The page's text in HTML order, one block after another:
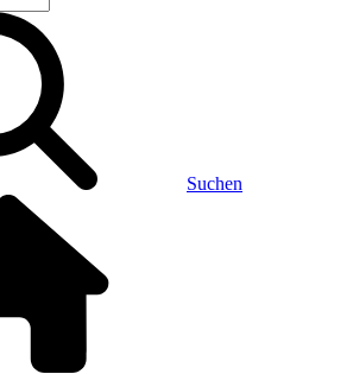
Suchen